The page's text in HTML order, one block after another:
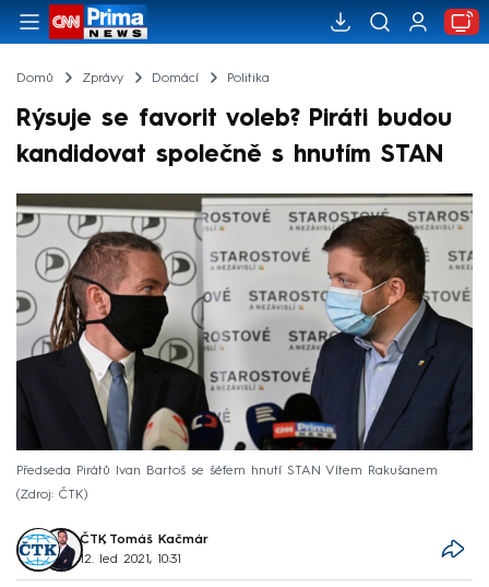
Domů Zprávy Domácí Politika
Rýsuje se favorit voleb? Piráti budou
kandidovat společně s hnutím STAN
Předseda Pirátů Ivan Bartoš se šéfem hnutí STAN Vítem Rakušanem
Zdroj: ČTK
ČTK, Tomáš Kačmár
12. led 2021, 10:31